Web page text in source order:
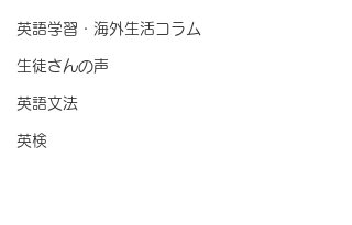
英語学習・海外生活コラム
生徒さんの声
英語文法
英検